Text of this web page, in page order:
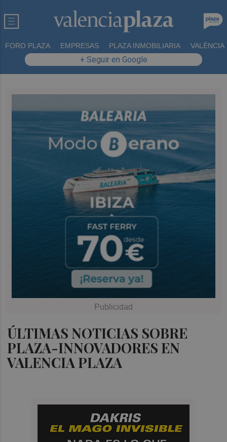
FORO PLAZA EMPRESAS PLAZA INMOBILIARIA VALÈNCIA
+ Seguir en Google
ÚLTIMAS NOTICIAS SOBRE
PLAZA-INNOVADORES EN
VALENCIA PLAZA